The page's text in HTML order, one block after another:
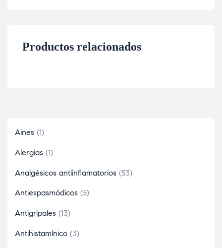
Productos relacionados
Aines 1
Alergias 1
Analgésicos antiinflamatorios 53
Antiespasmódicos 5
Antigripales 13
Antihistamínico 3